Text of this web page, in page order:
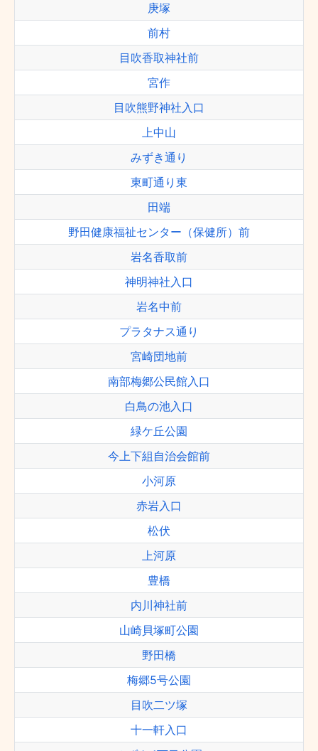
庚塚
前村
目吹香取神社前
宮作
目吹熊野神社入口
上中山
みずき通り
東町通り東
田端
野田健康福祉センター（保健所）前
岩名香取前
神明神社入口
岩名中前
プラタナス通り
宮崎団地前
南部梅郷公民館入口
白鳥の池入口
緑ケ丘公園
今上下組自治会館前
小河原
赤岩入口
松伏
上河原
豊橋
内川神社前
山崎貝塚町公園
野田橋
梅郷5号公園
目吹二ツ塚
十一軒入口